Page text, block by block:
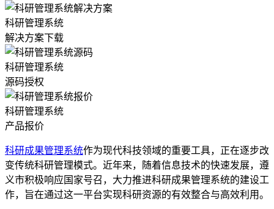
科研管理系统
解决方案下载
科研管理系统
源码授权
科研管理系统
产品报价
科研成果管理系统作为现代科技领域的重要工具，正在逐步改
变传统科研管理模式。近年来，随着信息技术的快速发展，遵
义市积极响应国家号召，大力推进科研成果管理系统的建设工
作，旨在通过这一平台实现科研资源的有效整合与高效利用。